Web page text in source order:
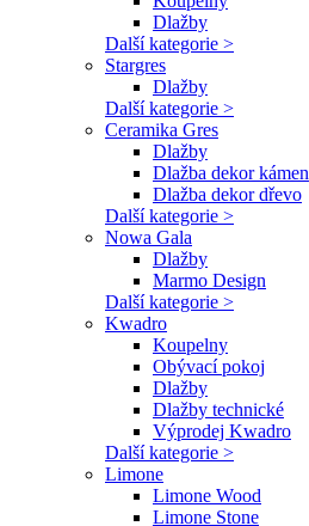
Dlažby
Další kategorie >
Stargres
Dlažby
Další kategorie >
Ceramika Gres
Dlažby
Dlažba dekor kámen
Dlažba dekor dřevo
Další kategorie >
Nowa Gala
Dlažby
Marmo Design
Další kategorie >
Kwadro
Koupelny
Obývací pokoj
Dlažby
Dlažby technické
Výprodej Kwadro
Další kategorie >
Limone
Limone Wood
Limone Stone